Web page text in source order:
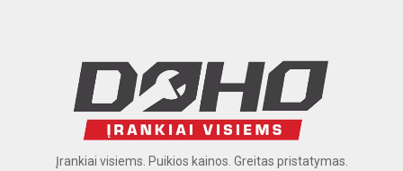
Įrankiai visiems. Puikios kainos. Greitas pristatymas.